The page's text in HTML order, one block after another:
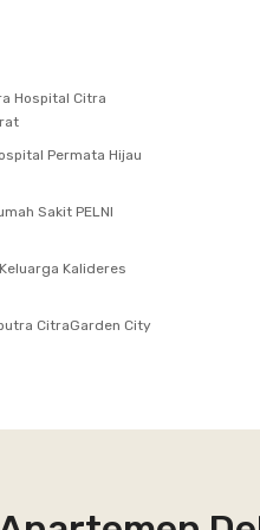
Hospital Citra
Permata Hijau
Sakit PELNI
Kalideres
CitraGarden City